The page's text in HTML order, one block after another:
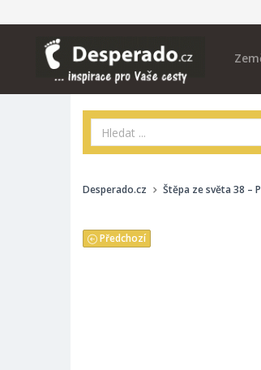
Desperado.cz Štěpa ze světa 38 –
Předchozí